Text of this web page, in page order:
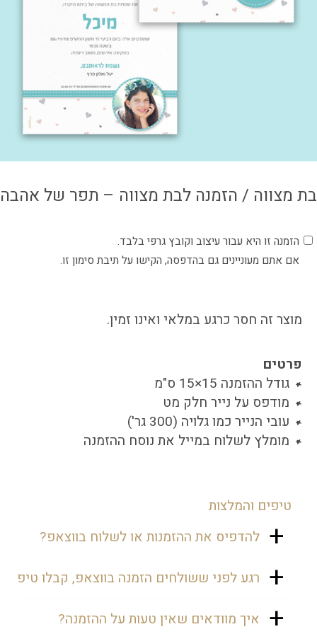
צור קשר
בת מצווה / הזמנה לבת מצווה – תפר של אהבה
הזמנה זו היא עבור עיצוב וקובץ גרפי בלבד.
אם אתם מעוניינים גם בהדפסה, הקישו על תיבת סימון זו.
מוצר זה חסר כרגע במלאי ואינו זמין.
פרטים
גודל ההזמנה 15×15 ס"מ
מודפס על נייר חלק מט
עובי הנייר כמו גלויה (300 גר')
מומלץ לשלוח במייל את נוסח ההזמנה
טיפים והמלצות
להדפיס את ההזמנות או לשלוח בווצאפ?
נכון שנהוג לשלוח את ההזמנות בווצאפ,
אבל יש אנשים שעשויים להיעלב. אולי
ישכחו. זו הסיבה שרצוי גם להדפיס
רגע לפני ששולחים הזמנה בווצאפ, קבלו טיפ
נכון ששליחה בווצאפ חוסכת כאבי ראש,
אבל זה פחות אישי, ולכן מומלץ לשלוח
איך מוודאים שאין טעות על ההזמנה?